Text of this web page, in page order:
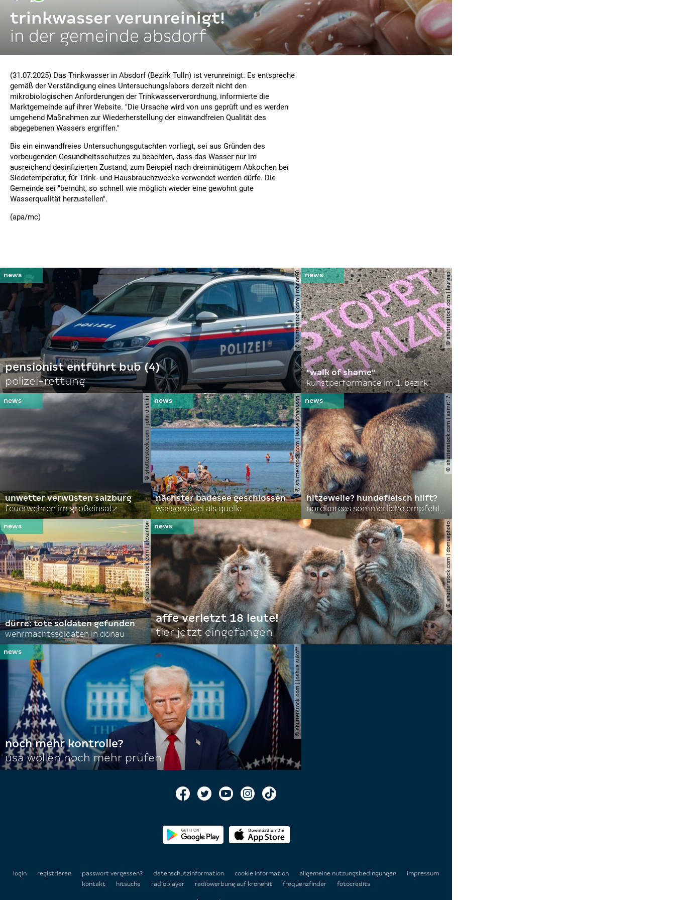
trinkwasser verunreinigt!
in der gemeinde absdorf
(31.07.2025) Das Trinkwasser in Absdorf (Bezirk Tulln) ist verunreinigt. Es entspreche
gemäß der Verständigung eines Untersuchungslabors derzeit nicht den
mikrobiologischen Anforderungen der Trinkwasserverordnung, informierte die
Marktgemeinde auf ihrer Website. "Die Ursache wird von uns geprüft und es werden
umgehend Maßnahmen zur Wiederherstellung der einwandfreien Qualität des
abgegebenen Wassers ergriffen."
Bis ein einwandfreies Untersuchungsgutachten vorliegt, sei aus Gründen des
vorbeugenden Gesundheitsschutzes zu beachten, dass das Wasser nur im
ausreichend desinfizierten Zustand, zum Beispiel nach dreiminütigem Abkochen bei
Siedetemperatur, für Trink- und Hausbrauchzwecke verwendet werden dürfe. Die
Gemeinde sei "bemüht, so schnell wie möglich wieder eine gewohnt gute
Wasserqualität herzustellen".
(apa/mc)
© shutterstock.com | robson90
pensionist entführt bub (4)
polizei-rettung
© shutterstock.com | lauraapl
"walk of shame"
kunstperformance im 1. bezirk
© shutterstock.com | john d sirlin
unwetter verwüsten salzburg
feuerwehren im großeinsatz
© shutterstock.com | lasse johansson
nächster badesee geschlossen
wasservögel als quelle
© shutterstock.com | asmit17
hitzewelle? hundefleisch hilft?
nordkoreas sommerliche empfehlungen
© shutterstock.com | alexanton
dürre: tote soldaten gefunden
wehrmachtssoldaten in donau
© shutterstock.com | domuephoto
affe verletzt 18 leute!
tier jetzt eingefangen
© shutterstock.com | joshua sukoff
noch mehr kontrolle?
usa wollen noch mehr prüfen
login registrieren passwort vergessen? datenschutzinformation cookie information allgemeine nutzungsbedingungen
impressum
kontakt
hitsuche radioplayer radiowerbung auf kronehit frequenzfinder fotocredits